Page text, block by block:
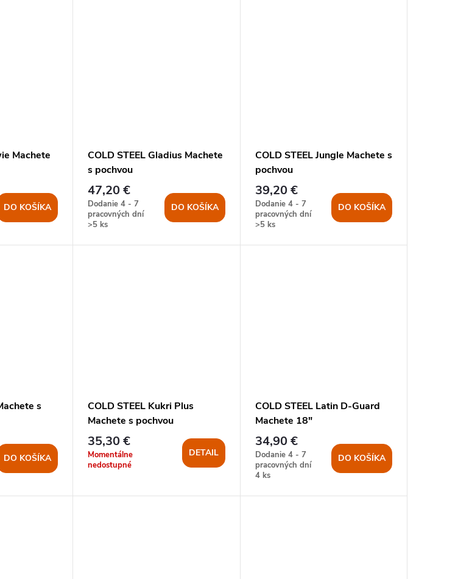
Machete
DO KOŠÍKA
COLD STEEL Gladius Machete
s pochvou
47,20 €
Dodanie 4 - 7
pracovných dní
>5 ks
DO KOŠÍKA
COLD STEEL Jungle Machete s
pochvou
39,20 €
Dodanie 4 - 7
pracovných dní
>5 ks
DO KOŠÍKA
s
DO KOŠÍKA
COLD STEEL Kukri Plus
Machete s pochvou
35,30 €
Momentálne
nedostupné
DETAIL
COLD STEEL Latin D-Guard
Machete 18"
34,90 €
Dodanie 4 - 7
pracovných dní
4 ks
DO KOŠÍKA